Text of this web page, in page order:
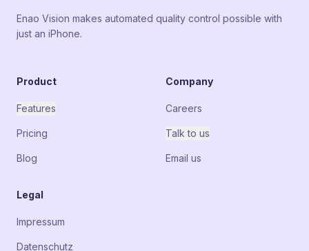
Enao Vision makes automated quality control possible with
just an iPhone.
Product
Features
Pricing
Blog
Company
Careers
Talk to us
Email us
Legal
Impressum
Datenschutz